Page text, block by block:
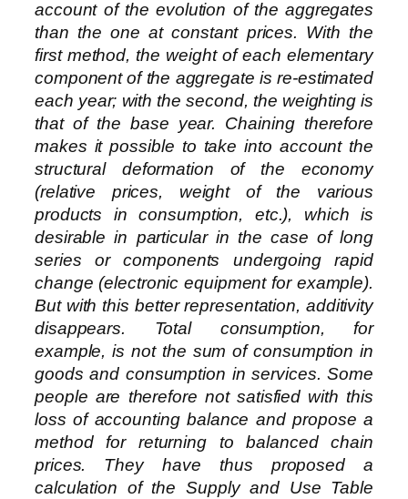
account of the evolution of the aggregates
than the one at constant prices. With the
first method, the weight of each elementary
component of the aggregate is re-estimated
each year; with the second, the weighting is
that of the base year. Chaining therefore
makes it possible to take into account the
structural deformation of the economy
(relative prices, weight of the various
products in consumption, etc.), which is
desirable in particular in the case of long
series or components undergoing rapid
change (electronic equipment for example).
But with this better representation, additivity
disappears. Total consumption, for
example, is not the sum of consumption in
goods and consumption in services. Some
people are therefore not satisfied with this
loss of accounting balance and propose a
method for returning to balanced chain
prices. They have thus proposed a
calculation of the Supply and Use Table